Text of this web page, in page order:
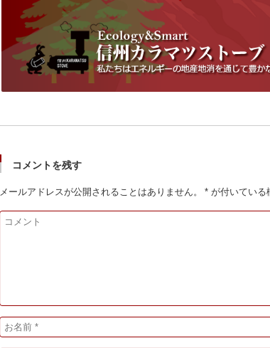
コメントを残す
メールアドレスが公開されることはありません。 *が付いている